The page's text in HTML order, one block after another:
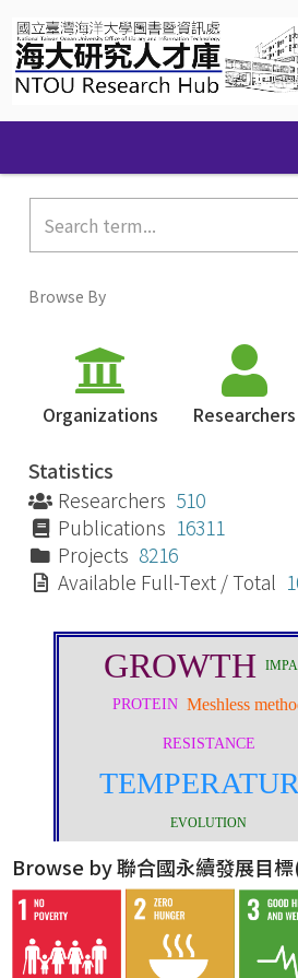
navigation
Browse By
Organizations Researchers
Statistics
Researchers 510
Publications 16311
Projects 8216
Available Full-Text / Total
Browse by 聯合國永續發展目標